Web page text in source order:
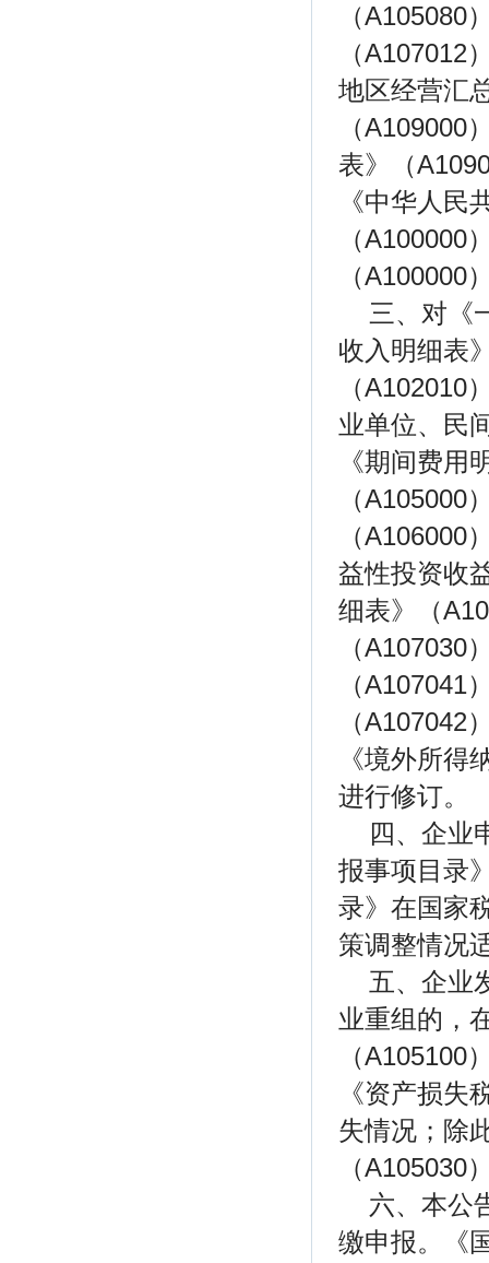
（A105080
（A107012
地区经营汇
（A109000
表》（
《中华人民
（A100000
（A100000
三、对《
收入明细表
（A102010
业单位、民
《期间费用
（A105000
（
益性投资收
细表》（
（A107030
（A107041
（A107042
《境外所得
进行修订。
四、企业
报事项目录
录》在国家
策调整情况
五、企业
业重组的，
（
《资产损失
失情况；除
（A105030
六、本公
缴申报。《